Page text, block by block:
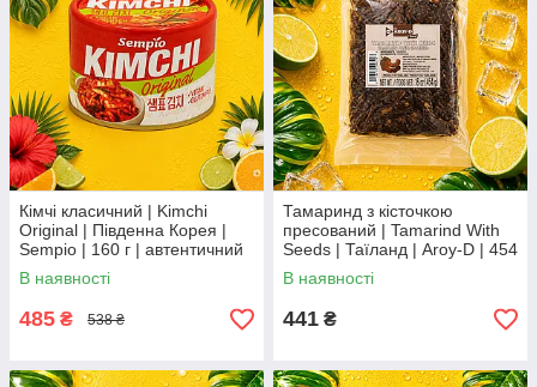
Кімчі класичний | Kimchi
Original | Південна Корея |
Sempio | 160 г | автентичний
корейський смак Во2Во3По
В наявності
485 ₴ 538 ₴
Тамаринд з кісточкою
пресований | Tamarind With
Seeds | Таїланд | Aroy-D | 454
г ХС
В наявності
441 ₴